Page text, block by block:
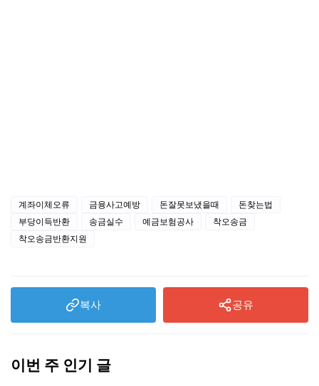
계좌이체오류 금융사고예방 돈잘못보냈을때
돈찾는법
부당이득반환
송금실수 예금보험공사
착오송금
착오송금반환지원
복사 공유
이번 주 인기 글